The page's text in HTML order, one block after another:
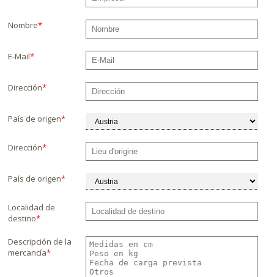
Nombre*
E-Mail*
Dirección*
País de origen*
Dirección*
País de origen*
Localidad de
destino*
Descripción de la
mercancía*